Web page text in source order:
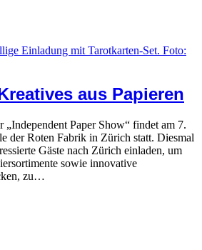
aus Papieren
„Independent Paper Show“ findet am 7.
der Roten Fabrik in Zürich statt. Diesmal
Gäste nach Zürich einladen, um
sowie innovative
zu…